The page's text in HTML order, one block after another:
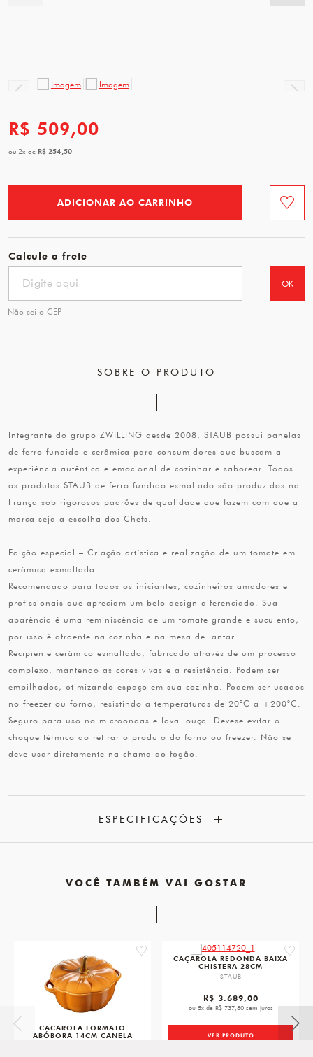
R$ 509,00
ou2x de R$ 254,50
ADICIONAR AO CARRINHO
Calcule o frete
OK
Não sei o CEP
SOBRE O PRODUTO
Integrante do grupo ZWILLING desde 2008, STAUB possui panelas
de ferro fundido e cerâmica para consumidores que buscam a
experiência autêntica e emocional de cozinhar e saborear. Todos
os produtos STAUB de ferro fundido esmaltado são produzidos na
França sob rigorosos padrões de qualidade que fazem com que a
marca seja a escolha dos Chefs.
Edição especial – Criação artística e realização de um tomate em
cerâmica esmaltada.
Recomendado para todos os iniciantes, cozinheiros amadores e
profissionais que apreciam um belo design diferenciado. Sua
aparência é uma reminiscência de um tomate grande e suculento,
por isso é atraente na cozinha e na mesa de jantar.
Recipiente cerâmico esmaltado, fabricado através de um processo
complexo, mantendo as cores vivas e a resistência. Podem ser
empilhados, otimizando espaço em sua cozinha. Podem ser usados
no freezer ou forno, resistindo a temperaturas de 20°C a +200°C.
Seguro para uso no microondas e lava louça. Devese evitar o
choque térmico ao retirar o produto do forno ou freezer. Não se
deve usar diretamente na chama do fogão.
ESPECIFICAÇÕES
VOCÊ TAMBÉM VAI GOSTAR
favorite
CACAROLA FORMATO
ABÓBORA 14CM CANELA
CAÇAROLA REDONDA BAIXA
CHISTERA 28CM
STAUB
R$ 3.689,00
ou 5x de R$ 737,80 sem juros
VER PRODUTO